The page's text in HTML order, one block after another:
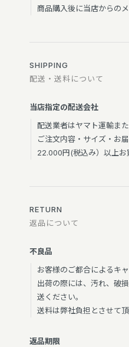
商品購入後に当店からの
SHIPPING
配送・送料について
当店指定の配送会社
配送業者はヤマト運輸ま
ご注文内容・サイズ・お
22.000円(税込み）以上お
RETURN
返品について
不良品
お客様のご都合によるキ
出荷の際には、汚れ、破
送ください。
送料は弊社負担とさせて頂
返品期限